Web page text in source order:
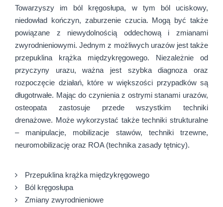
Towarzyszy im ból kręgosłupa, w tym ból uciskowy,
niedowład kończyn, zaburzenie czucia. Mogą być także
powiązane z niewydolnością oddechową i zmianami
zwyrodnieniowymi. Jednym z możliwych urazów jest także
przepuklina krążka międzykręgowego. Niezależnie od
przyczyny urazu, ważna jest szybka diagnoza oraz
rozpoczęcie działań, które w większości przypadków są
długotrwałe. Mając do czynienia z ostrymi stanami urazów,
osteopata zastosuje przede wszystkim techniki
drenażowe. Może wykorzystać także techniki strukturalne
– manipulacje, mobilizacje stawów, techniki trzewne,
neuromobilizację oraz ROA (technika zasady tętnicy).
Przepuklina krążka międzykręgowego
Ból kręgosłupa
Zmiany zwyrodnieniowe